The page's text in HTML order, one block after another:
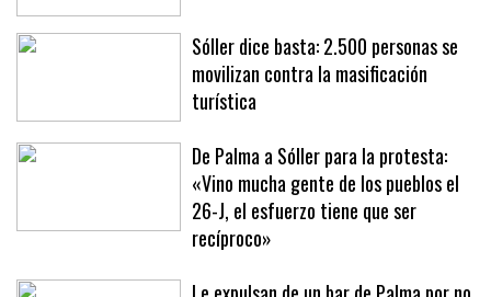
Sóller dice basta: 2.500 personas se
movilizan contra la masificación
turística
De Palma a Sóller para la protesta:
«Vino mucha gente de los pueblos el
26-J, el esfuerzo tiene que ser
recíproco»